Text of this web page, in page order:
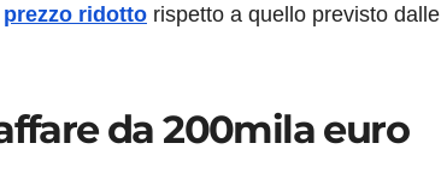
prezzo ridotto rispetto a quello previsto dalle
da 200mila euro